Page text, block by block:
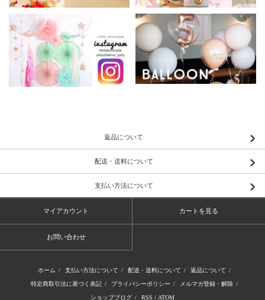
返品について
配送・送料について
支払い方法について
マイアカウント カートを見る
お問い合わせ
ホーム / 支払い方法について / 配送・送料について / 返品について /
特定商取引法に基づく表記 / プライバシーポリシー / メルマガ登録・解除 /
ショップブログ / RSS / ATOM